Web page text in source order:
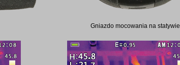
Gniazdo mocowania na statywie